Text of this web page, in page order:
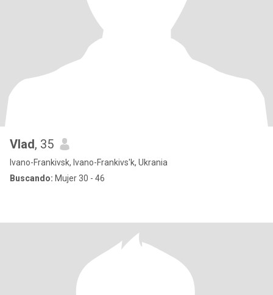
Vlad, 35
Ivano-Frankivsk, Ivano-Frankivs'k, Ukrania
Buscando: Mujer 30 - 46